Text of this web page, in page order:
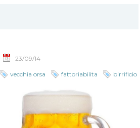
23/09/14
vecchia orsa fattoriabilita
birrificio